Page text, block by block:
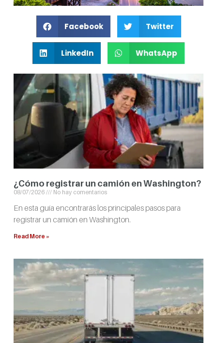
Facebook Twitter
LinkedIn WhatsApp
¿Cómo registrar un camión en Washington?
08/07/2026 No hay comentarios
En esta guía encontrarás los principales pasos para
registrar un camión en Washington.
Read More »